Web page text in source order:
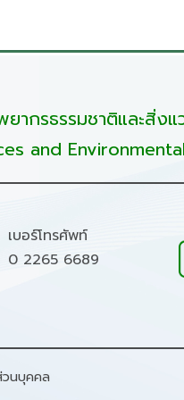
ากรธรรมชาติและสิ่ง
and
เบอร์โทรศัพท์
0 2265 6689
นบุคคล